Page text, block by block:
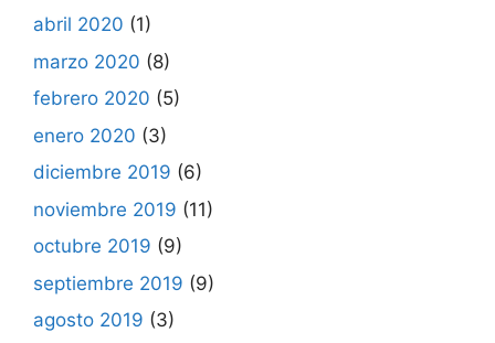
abril 2020 (1)
marzo 2020 (8)
febrero 2020 (5)
enero 2020 (3)
diciembre 2019 (6)
noviembre 2019 (11)
octubre 2019 (9)
septiembre 2019 (9)
agosto 2019 (3)